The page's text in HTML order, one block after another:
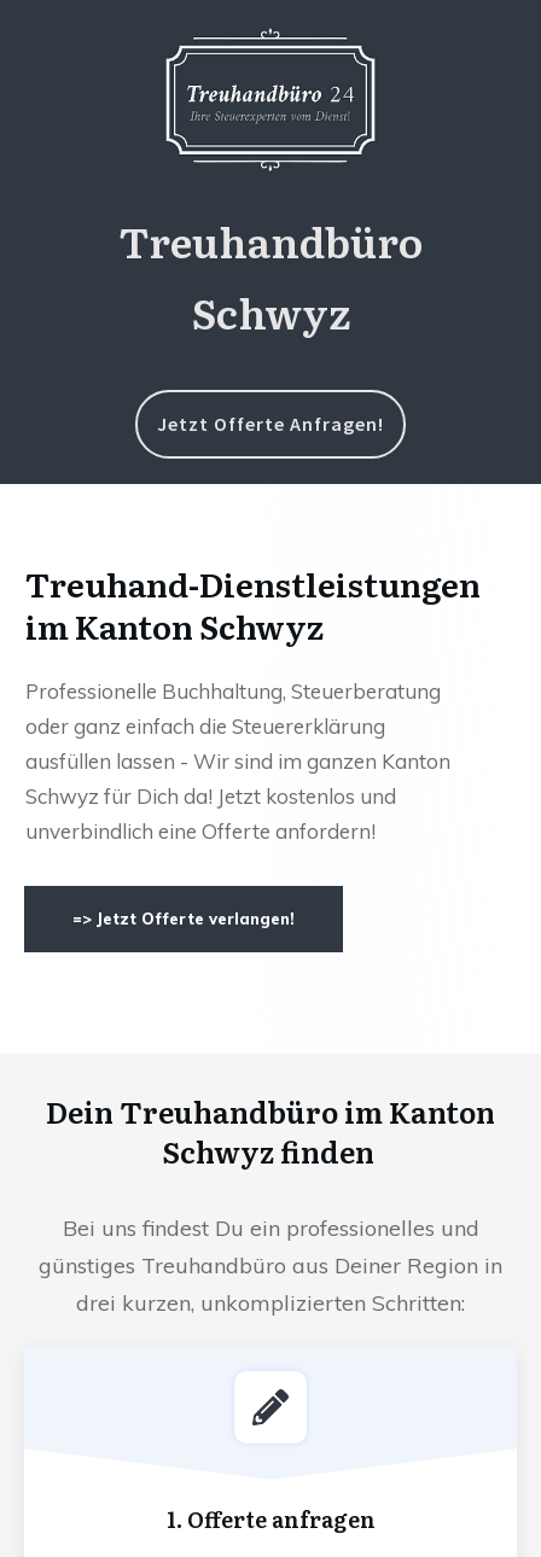
Treuhandbüro
Schwyz
Jetzt Offerte Anfragen!
Treuhand-Dienstleistungen
im Kanton Schwyz
Professionelle Buchhaltung, Steuerberatung
oder ganz einfach die Steuererklärung
ausfüllen lassen - Wir sind im ganzen Kanton
Schwyz für Dich da! Jetzt kostenlos und
unverbindlich eine Offerte anfordern!
=> Jetzt Offerte verlangen!
Dein Treuhandbüro im Kanton
Schwyz finden
Bei uns findest Du ein professionelles und
günstiges Treuhandbüro aus Deiner Region in
drei kurzen, unkomplizierten Schritten:
1. Offerte anfragen